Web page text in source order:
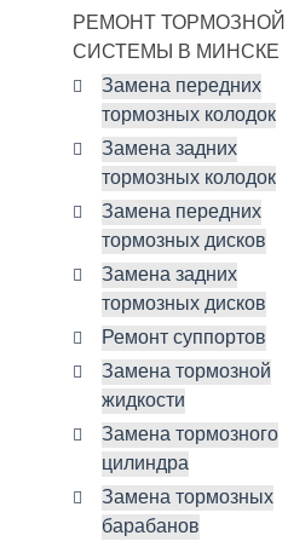
РЕМОНТ ТОРМОЗНОЙ
СИСТЕМЫ В МИНСКЕ
Замена передних
тормозных колодок
Замена задних
тормозных колодок
Замена передних
тормозных дисков
Замена задних
тормозных дисков
Ремонт суппортов
Замена тормозной
жидкости
Замена тормозного
цилиндра
Замена тормозных
барабанов